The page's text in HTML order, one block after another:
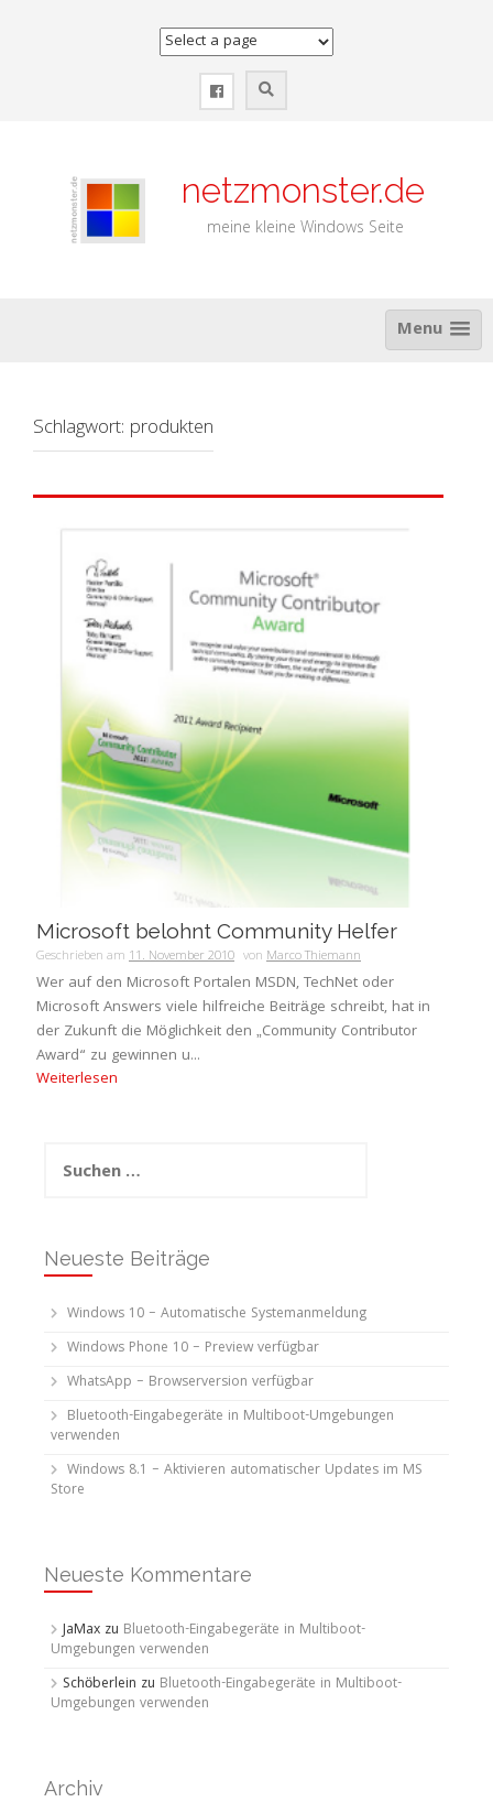
netzmonster.de
meine kleine Windows Seite
Menu
Schlagwort: produkten
Microsoft belohnt Community Helfer
Geschrieben am 11. November 2010 von Marco Thiemann
Wer auf den Microsoft Portalen MSDN, TechNet oder
Microsoft Answers viele hilfreiche Beiträge schreibt, hat in
der Zukunft die Möglichkeit den „Community Contributor
Award“ zu gewinnen u...
Weiterlesen
nach:
Neueste Beiträge
Windows 10 – Automatische Systemanmeldung
Windows Phone 10 – Preview verfügbar
WhatsApp – Browserversion verfügbar
Bluetooth-Eingabegeräte in Multiboot-Umgebungen
verwenden
Windows 8.1 – Aktivieren automatischer Updates im MS
Store
Neueste Kommentare
JaMax zu Bluetooth-Eingabegeräte in Multiboot-
Umgebungen verwenden
Schöberlein zu Bluetooth-Eingabegeräte in Multiboot-
Umgebungen verwenden
Archiv